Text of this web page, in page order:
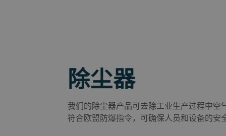
除尘器
我们的除尘器产品可去除工业生产过程中空
符合欧盟防爆指令，可确保人员和设备的安